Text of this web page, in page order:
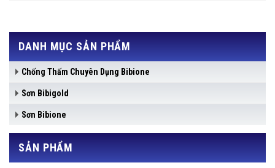
DANH MỤC SẢN PHẨM
Chống Thấm Chuyên Dụng Bibione
Sơn Bibigold
Sơn Bibione
SẢN PHẨM